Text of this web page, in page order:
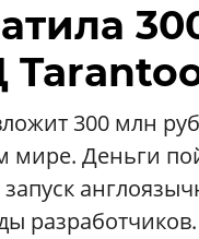
300 млн
мире. Деньги
разработчиков.